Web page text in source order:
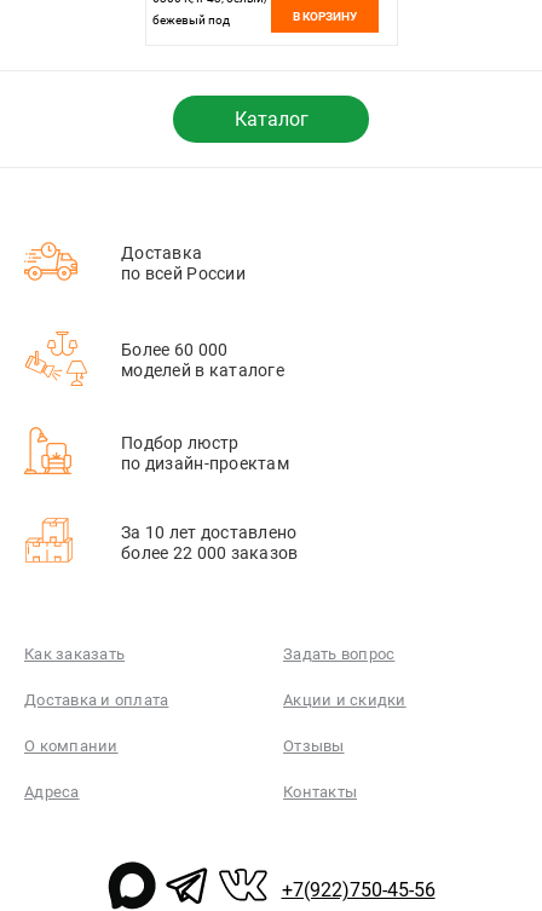
бежевый под
В КОРЗИНУ
Каталог
Доставка
по всей России
Более 60 000
моделей в каталоге
Подбор люстр
по дизайн-проектам
За 10 лет доставлено
более 22 000 заказов
Как заказать Задать вопрос
Доставка и оплата Акции и скидки
О компании Отзывы
Адреса Контакты
+7(922)750-45-56